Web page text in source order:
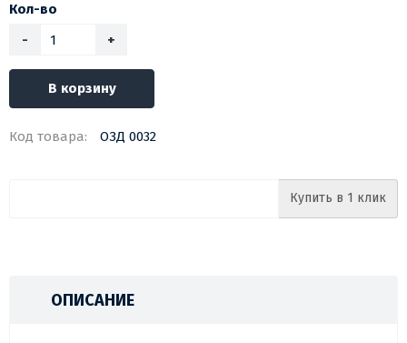
Кол-во
-
+
В корзину
Код товара: ОЗД 0032
Купить в 1 клик
ОПИСАНИЕ